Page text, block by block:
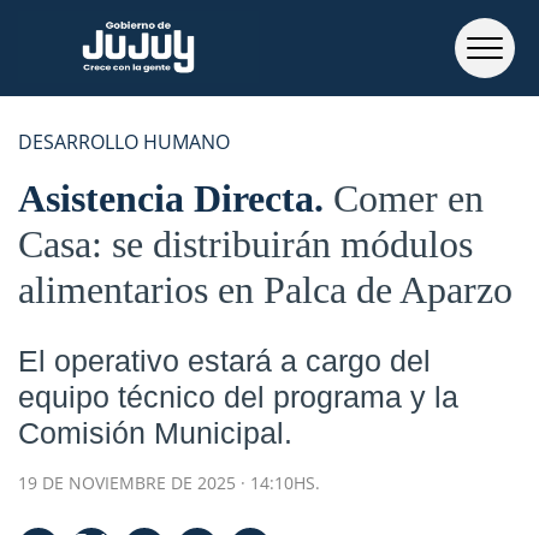
DESARROLLO HUMANO
Asistencia Directa Comer en
Casa: se distribuirán módulos
alimentarios en Palca de Aparzo
El operativo estará a cargo del
equipo técnico del programa y la
Comisión Municipal.
19 DE NOVIEMBRE DE 2025 · 14:10HS.